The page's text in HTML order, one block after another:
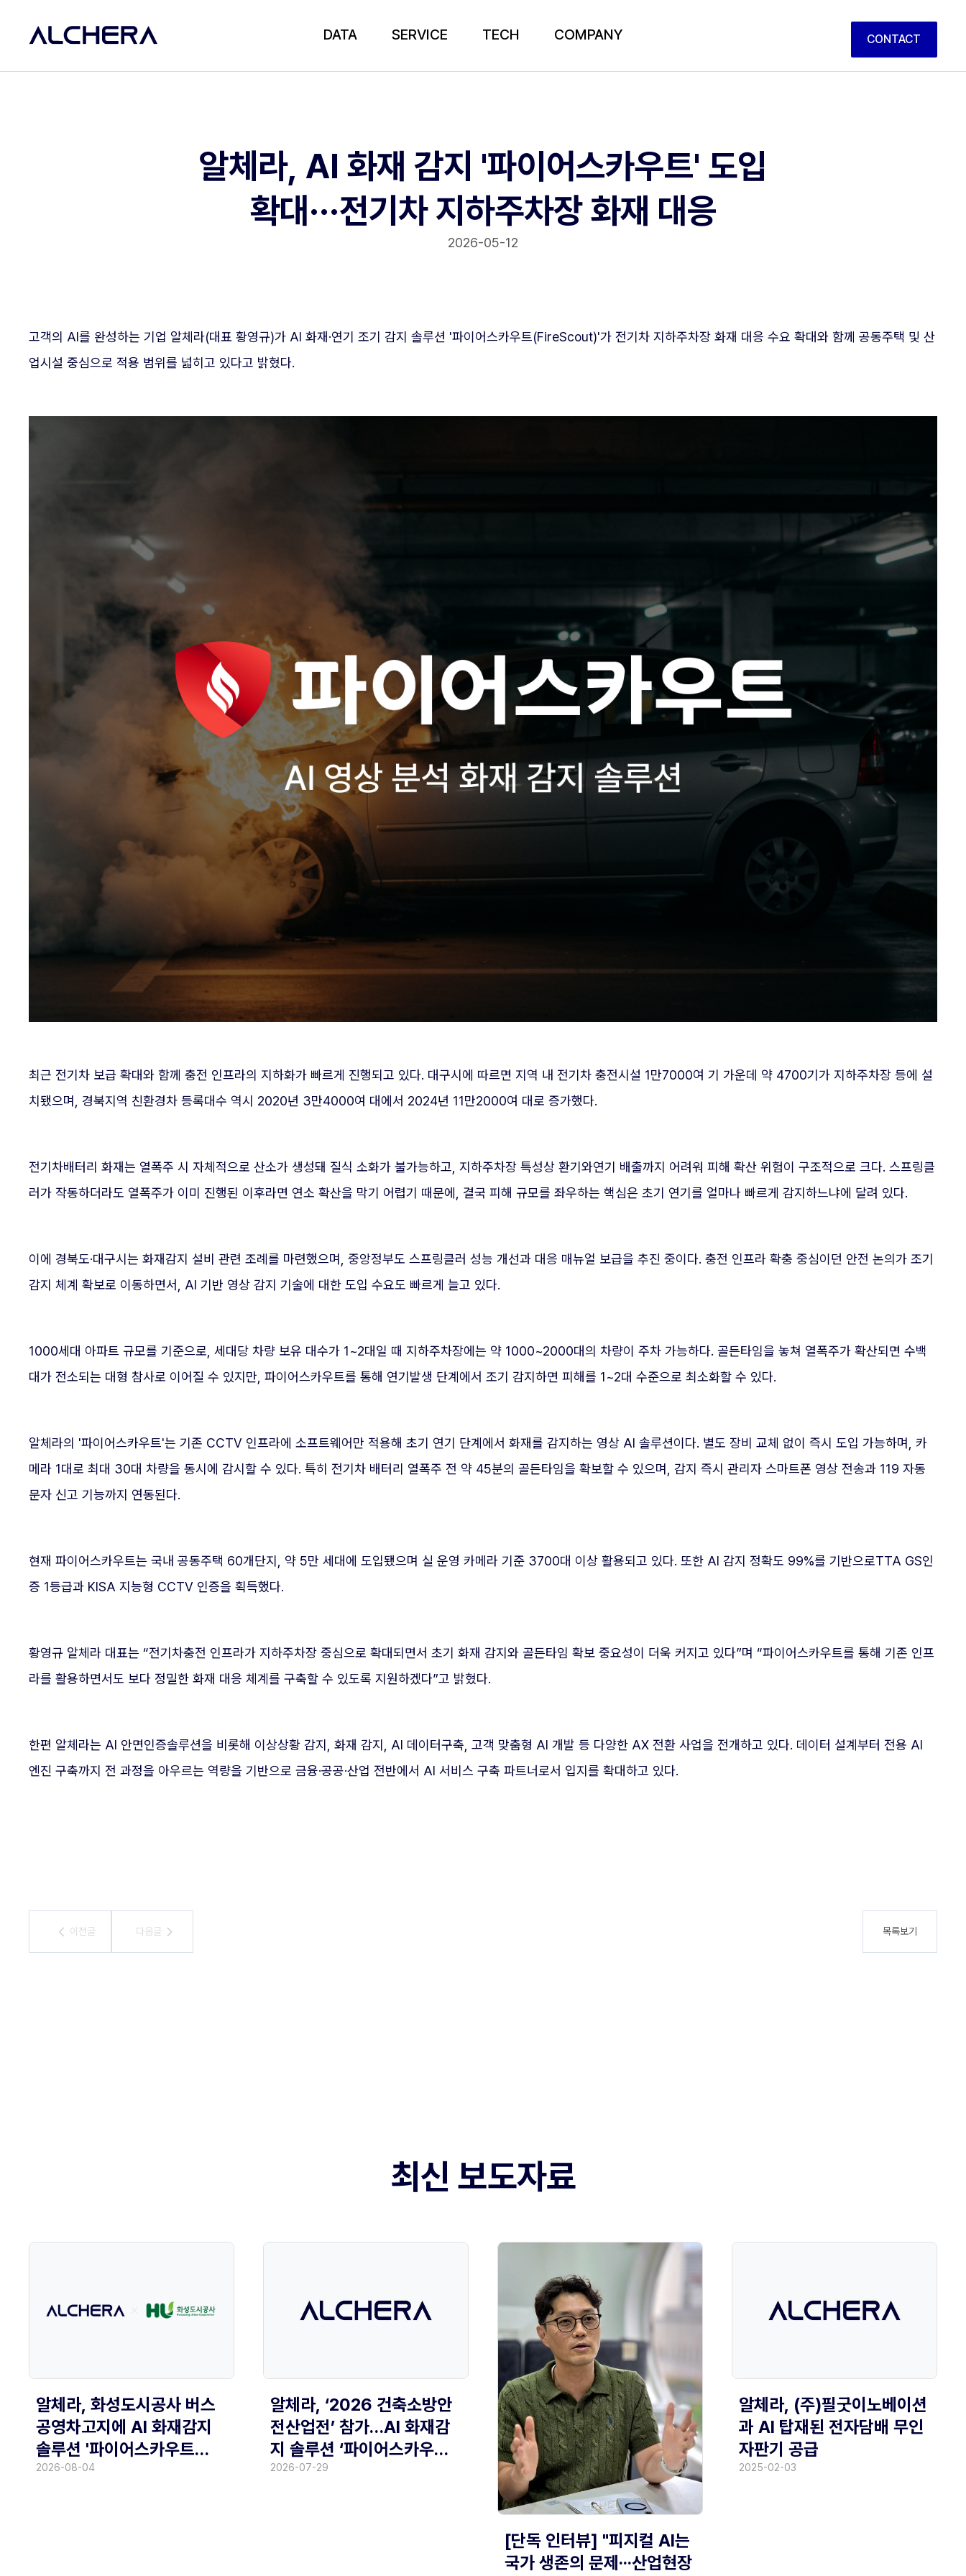
DATA SERVICE TECH COMPANY CONTACT
알체라, AI 화재 감지 '파이어스카우트' 도입
확대···전기차 지하주차장 화재 대응
2026-05-12
고객의 AI를 완성하는 기업 알체라(대표 황영규)가 AI 화재·연기 조기 감지 솔루션 '파이어스카우트(FireScout)'가 전기차 지하주차장 화재 대응 수요 확대와 함께 공동주택 및 산
업시설 중심으로 적용 범위를 넓히고 있다고 밝혔다.
최근 전기차 보급 확대와 함께 충전 인프라의 지하화가 빠르게 진행되고 있다. 대구시에 따르면 지역 내 전기차 충전시설 1만7000여 기 가운데 약 4700기가 지하주차장 등에 설
치됐으며, 경북지역 친환경차 등록대수 역시 2020년 3만4000여 대에서 2024년 11만2000여 대로 증가했다.
전기차배터리 화재는 열폭주 시 자체적으로 산소가 생성돼 질식 소화가 불가능하고, 지하주차장 특성상 환기와연기 배출까지 어려워 피해 확산 위험이 구조적으로 크다. 스프링클
러가 작동하더라도 열폭주가 이미 진행된 이후라면 연소 확산을 막기 어렵기 때문에, 결국 피해 규모를 좌우하는 핵심은 초기 연기를 얼마나 빠르게 감지하느냐에 달려 있다.
이에 경북도·대구시는 화재감지 설비 관련 조례를 마련했으며, 중앙정부도 스프링클러 성능 개선과 대응 매뉴얼 보급을 추진 중이다. 충전 인프라 확충 중심이던 안전 논의가 조기
감지 체계 확보로 이동하면서, AI 기반 영상 감지 기술에 대한 도입 수요도 빠르게 늘고 있다.
1000세대 아파트 규모를 기준으로, 세대당 차량 보유 대수가 1~2대일 때 지하주차장에는 약 1000~2000대의 차량이 주차 가능하다. 골든타임을 놓쳐 열폭주가 확산되면 수백
대가 전소되는 대형 참사로 이어질 수 있지만, 파이어스카우트를 통해 연기발생 단계에서 조기 감지하면 피해를 1~2대 수준으로 최소화할 수 있다.
알체라의 '파이어스카우트'는 기존 CCTV 인프라에 소프트웨어만 적용해 초기 연기 단계에서 화재를 감지하는 영상 AI 솔루션이다. 별도 장비 교체 없이 즉시 도입 가능하며, 카
메라 1대로 최대 30대 차량을 동시에 감시할 수 있다. 특히 전기차 배터리 열폭주 전 약 45분의 골든타임을 확보할 수 있으며, 감지 즉시 관리자 스마트폰 영상 전송과 119 자동
문자 신고 기능까지 연동된다.
현재 파이어스카우트는 국내 공동주택 60개단지, 약 5만 세대에 도입됐으며 실 운영 카메라 기준 3700대 이상 활용되고 있다. 또한 AI 감지 정확도 99%를 기반으로TTA GS인
증 1등급과 KISA 지능형 CCTV 인증을 획득했다.
황영규 알체라 대표는 “전기차충전 인프라가 지하주차장 중심으로 확대되면서 초기 화재 감지와 골든타임 확보 중요성이 더욱 커지고 있다”며 “파이어스카우트를 통해 기존 인프
라를 활용하면서도 보다 정밀한 화재 대응 체계를 구축할 수 있도록 지원하겠다”고 밝혔다.
한편 알체라는 AI 안면인증솔루션을 비롯해 이상상황 감지, 화재 감지, AI 데이터구축, 고객 맞춤형 AI 개발 등 다양한 AX 전환 사업을 전개하고 있다. 데이터 설계부터 전용 AI
엔진 구축까지 전 과정을 아우르는 역량을 기반으로 금융·공공·산업 전반에서 AI 서비스 구축 파트너로서 입지를 확대하고 있다.
이전글
이전글 다음글
다음글 목록보기
최신 보도자료
알체라, 화성도시공사 버스
공영차고지에 AI 화재감지
솔루션 '파이어스카우트
(FireScout)' 공급
2026-08-04
알체라, ‘2026 건축소방안
전산업전’ 참가…AI 화재감
지 솔루션 ‘파이어스카우트’
선보여
2026-07-29
[단독 인터뷰] "피지컬 AI는
국가 생존의 문제···산업현장
알체라, (주)필굿이노베이션
과 AI 탑재된 전자담배 무인
자판기 공급
2025-02-03